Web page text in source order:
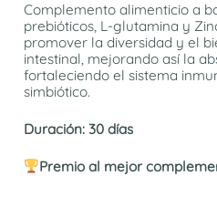
Complemento alimenticio a
prebióticos, L-glutamina y
promover la diversidad y el
intestinal, mejorando así la
fortaleciendo el sistema
simbiótico.
Duración: 30 días
Premio al mejor